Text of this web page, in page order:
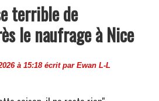
terrible de
le naufrage à Nice
à 15:18 écrit par Ewan L-L